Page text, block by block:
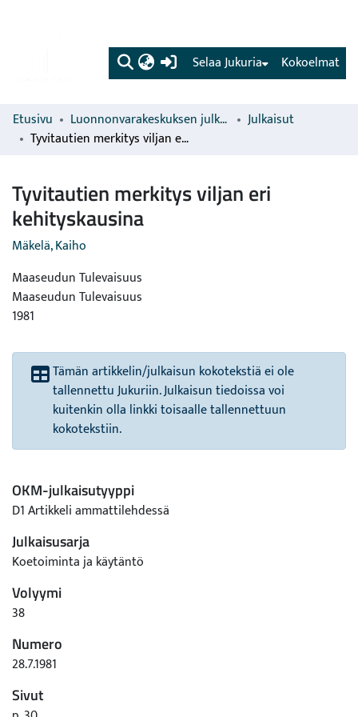
(current) Kokoelmat
Selaa Jukuria
Etusivu Luonnonvarakeskuksen julkaisut
Julkaisut
Tyvitautien merkitys viljan eri kehityskausina
Tyvitautien merkitys viljan eri
kehityskausina
Mäkelä, Kaiho
Maaseudun Tulevaisuus
Maaseudun Tulevaisuus
1981
Tämän artikkelin/julkaisun kokotekstiä ei ole
tallennettu Jukuriin. Julkaisun tiedoissa voi
kuitenkin olla linkki toisaalle tallennettuun
kokotekstiin.
OKM-julkaisutyyppi
D1 Artikkeli ammattilehdessä
Julkaisusarja
Koetoiminta ja käytäntö
Volyymi
38
Numero
28.7.1981
Sivut